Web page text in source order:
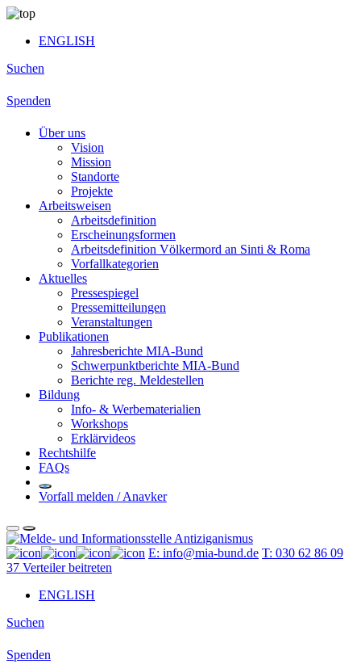
ENGLISH
Suchen
Spenden
Über uns
Vision
Mission
Standorte
Projekte
Arbeitsweisen
Arbeitsdefinition
Erscheinungsformen
Arbeitsdefinition Völkermord an Sinti & Roma
Vorfallkategorien
Aktuelles
Pressespiegel
Pressemitteilungen
Veranstaltungen
Publikationen
Jahresberichte MIA-Bund
Schwerpunktberichte MIA-Bund
Berichte reg. Meldestellen
Bildung
Info- & Werbematerialien
Workshops
Erklärvideos
Rechtshilfe
FAQs
Vorfall melden / Anavker
E: info@mia-bund.de T: 030 62 86 09
37 Verteiler beitreten
ENGLISH
Suchen
Spenden